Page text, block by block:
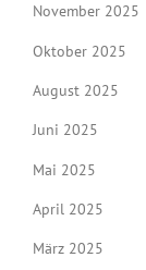
November 2025
Oktober 2025
August 2025
Juni 2025
Mai 2025
April 2025
März 2025